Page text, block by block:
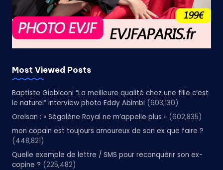
Most Viewed Posts
Baptiste Giabiconi “La meilleure qualité chez une fille c’est
le naturel” interview photo Eddy Abimbi (603,130)
Orelsan : « Ségolène Royal ne m’appelle plus » (602,835)
mon copain est toujours amoureux de son ex que faire ?
(448,821)
Quelle exemple de lettre / SMS pour reconquérir son ex-
copine ? (225,482)